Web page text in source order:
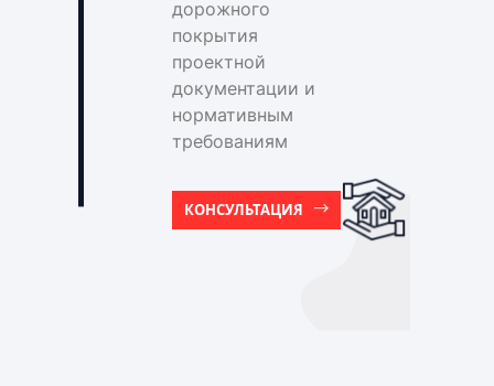
дорожного
покрытия
проектной
документации и
нормативным
требованиям
КОНСУЛЬТАЦИЯ